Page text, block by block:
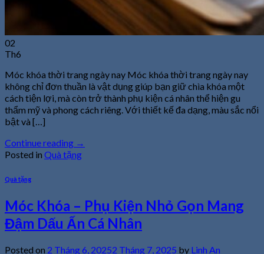
02
Th6
Móc khóa thời trang ngày nay Móc khóa thời trang ngày nay
không chỉ đơn thuần là vật dụng giúp bạn giữ chìa khóa một
cách tiện lợi, mà còn trở thành phụ kiện cá nhân thể hiện gu
thẩm mỹ và phong cách riêng. Với thiết kế đa dạng, màu sắc nổi
bật và […]
Continue reading →
Posted in Quà tặng
Quà tặng
Móc Khóa – Phụ Kiện Nhỏ Gọn Mang
Đậm Dấu Ấn Cá Nhân
Posted on 2 Tháng 6, 20252 Tháng 7, 2025 by Linh An